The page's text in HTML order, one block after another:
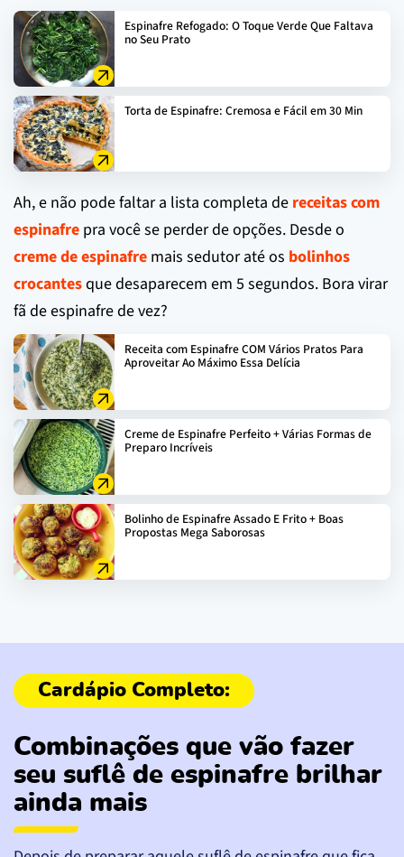
Espinafre Refogado: O Toque Verde Que Faltava
no Seu Prato
Torta de Espinafre: Cremosa e Fácil em 30 Min
Ah, e não pode faltar a lista completa de receitas com
espinafre pra você se perder de opções. Desde o
creme de espinafre mais sedutor até os bolinhos
crocantesque desaparecem em 5 segundos. Bora virar
fã de espinafre de vez?
Receita com Espinafre COM Vários Pratos Para
Aproveitar Ao Máximo Essa Delícia
Creme de Espinafre Perfeito + Várias Formas de
Preparo Incríveis
Bolinho de Espinafre Assado E Frito + Boas
Propostas Mega Saborosas
Combinações que vão fazer
seu suflê de espinafre brilhar
ainda mais